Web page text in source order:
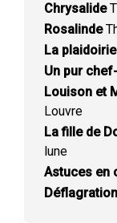
Chrysalide
Rosalinde
La
Un pur
Louison et
Louvre
La fille de
lune
Astuces en